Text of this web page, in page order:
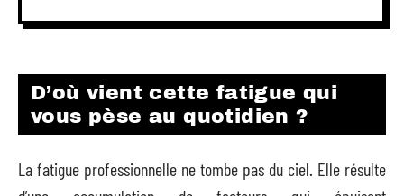
D’où vient cette fatigue qui
vous pèse au quotidien ?
La fatigue professionnelle ne tombe pas du ciel. Elle résulte